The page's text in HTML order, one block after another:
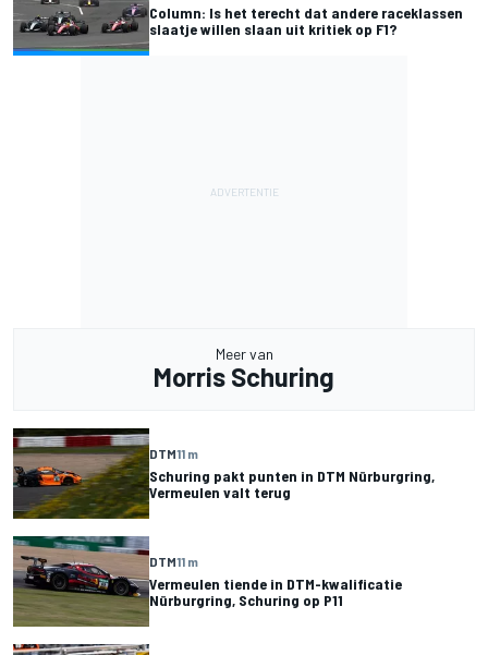
Column: Is het terecht dat andere raceklassen
slaatje willen slaan uit kritiek op F1?
Meer van
Morris Schuring
DTM11 m
Schuring pakt punten in DTM Nürburgring,
Vermeulen valt terug
DTM11 m
Vermeulen tiende in DTM-kwalificatie
Nürburgring, Schuring op P11